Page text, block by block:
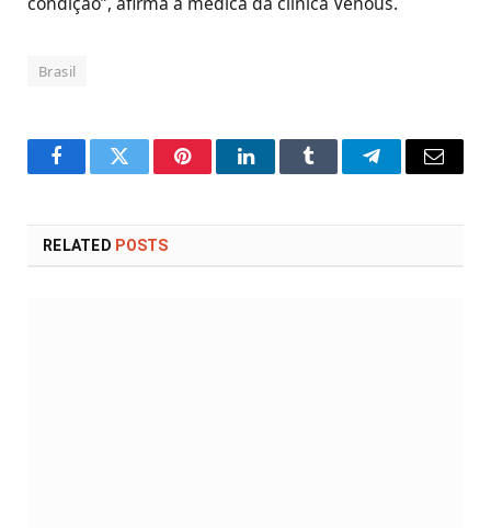
Brasil
FacebookTwitter PinterestLinkedInTumblr TelegramEmail
RELATED POSTS